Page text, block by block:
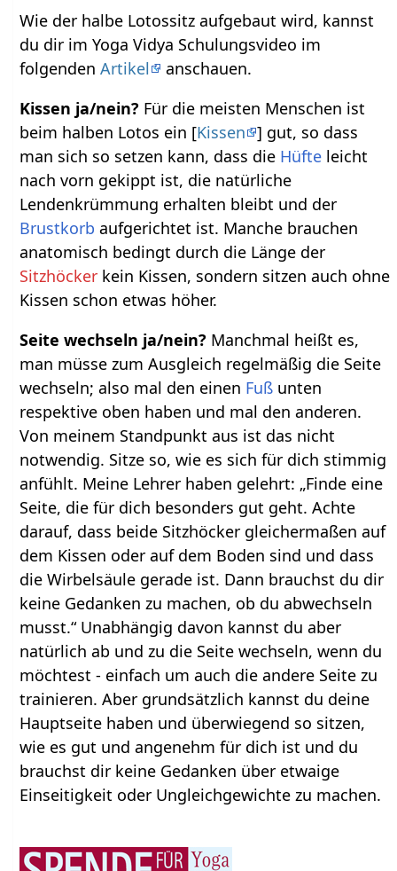
Wie der halbe Lotossitz aufgebaut wird, kannst
du dir im Yoga Vidya Schulungsvideo im
folgendenArtikel
anschauen.
Kissen ja/nein? Für die meisten Menschen ist
beim halben Lotos ein [Kissen ] gut, so dass
man sich so setzen kann, dass die Hüfte leicht
nach vorn gekippt ist, die natürliche
Lendenkrümmung erhalten bleibt und der
Brustkorb aufgerichtet ist. Manche brauchen
anatomisch bedingt durch die Länge der
Sitzhöcker kein Kissen, sondern sitzen auch ohne
Kissen schon etwas höher.
Seite wechseln ja/nein? Manchmal heißt es,
man müsse zum Ausgleich regelmäßig die Seite
wechseln; also mal den einen Fuß unten
respektive oben haben und mal den anderen.
Von meinem Standpunkt aus ist das nicht
notwendig. Sitze so, wie es sich für dich stimmig
anfühlt. Meine Lehrer haben gelehrt: „Finde eine
Seite, die für dich besonders gut geht. Achte
darauf, dass beide Sitzhöcker gleichermaßen auf
dem Kissen oder auf dem Boden sind und dass
die Wirbelsäule gerade ist. Dann brauchst du dir
keine Gedanken zu machen, ob du abwechseln
musst.“ Unabhängig davon kannst du aber
natürlich ab und zu die Seite wechseln, wenn du
möchtest - einfach um auch die andere Seite zu
trainieren. Aber grundsätzlich kannst du deine
Hauptseite haben und überwiegend so sitzen,
wie es gut und angenehm für dich ist und du
brauchst dir keine Gedanken über etwaige
Einseitigkeit oder Ungleichgewichte zu machen.